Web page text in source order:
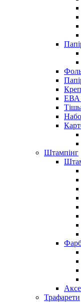
ЕВА
Штампінг
Трафарети